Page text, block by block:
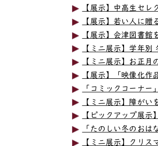
【展示】中高生セレ
【展示】若い人に
【展示】会津図書館
【ミニ展示】学年別
【ミニ展示】お正月
【展示】「映像化作
「コミックコーナー
【ミニ展示】障がい
【ピックアップ展示
「たのしい冬のおは
【ミニ展示】クリス